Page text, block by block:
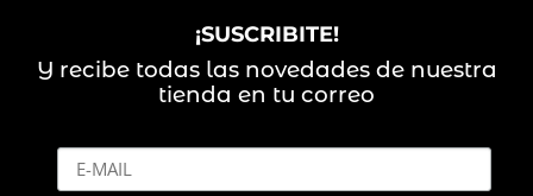
¡SUSCRIBITE!
Y recibe todas las novedades de nuestra
tienda en tu correo